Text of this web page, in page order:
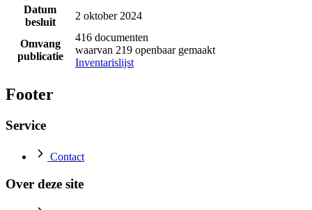
Datum
besluit
2 oktober 2024
Omvang
publicatie
416 documenten
waarvan 219 openbaar gemaakt
Inventarislijst
Footer
Service
Contact
Over deze site